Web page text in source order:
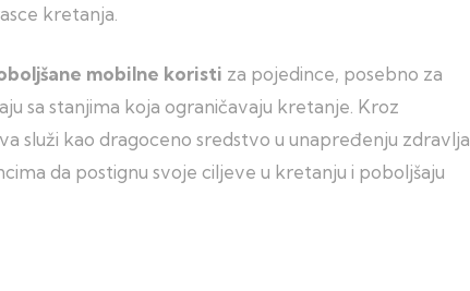
kretanja.
mobilne koristi za pojedince, posebno za
sa stanjima koja ograničavaju kretanje. Kroz
služi kao dragoceno sredstvo u unapređenju zdravlja
da postignu svoje ciljeve u kretanju i poboljšaju